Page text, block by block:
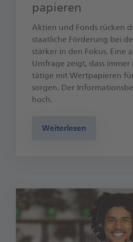
papieren
Aktien und Fonds rücken
staatliche Förderung bei
stärker in den Fokus. Eine
Umfrage zeigt, dass
tätige mit Wert­papieren
sorgen. Der
hoch.
Weiterlesen